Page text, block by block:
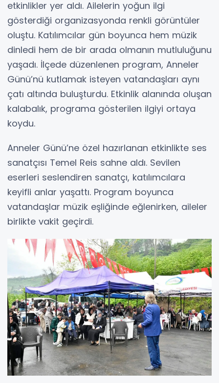
etkinlikler yer aldı. Ailelerin yoğun ilgi
gösterdiği organizasyonda renkli görüntüler
oluştu. Katılımcılar gün boyunca hem müzik
dinledi hem de bir arada olmanın mutluluğunu
yaşadı. İlçede düzenlenen program, Anneler
Günü’nü kutlamak isteyen vatandaşları aynı
çatı altında buluşturdu. Etkinlik alanında oluşan
kalabalık, programa gösterilen ilgiyi ortaya
koydu.
Anneler Günü’ne özel hazırlanan etkinlikte ses
sanatçısı Temel Reis sahne aldı. Sevilen
eserleri seslendiren sanatçı, katılımcılara
keyifli anlar yaşattı. Program boyunca
vatandaşlar müzik eşliğinde eğlenirken, aileler
birlikte vakit geçirdi.